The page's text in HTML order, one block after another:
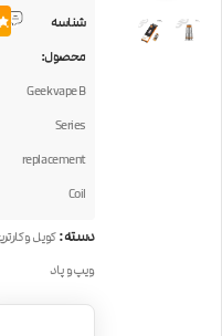
شناسه
محصول:
Geekvape B
Series
replacement
Coil
دسته:کویل و
ویپ و پاد